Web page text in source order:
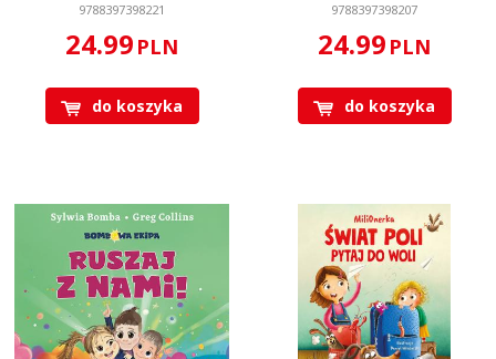
9788397398221
24.99 PLN
do koszyka
9788397398207
24.99 PLN
do koszyka
Ilość stron 56 stron
Oprawa: Twarda
Format: 170 x 240 mm
KOD CN: 4901 99 00